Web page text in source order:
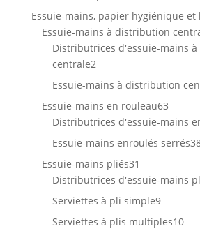
Essuie-mains, papier hygiénique et
Essuie-mains à distribution
Distributrices d'essuie-mains
centrale22
produits
Essuie-mains à distribution
Essuie-mains en rouleau6363
Distributrices d'essuie-mains
Essuie-mains enroulés serrés
Essuie-mains pliés31
produits
Distributrices d'essuie-mains
Serviettes à pli simple99
produits
Serviettes à plis multiples1010